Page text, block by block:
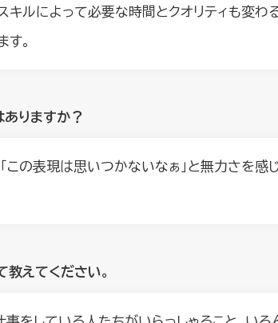
キルによって必要な時間とクオリティも変わ
。
りますか？
この表現は思いつかないなぁ」と無力さを感
えてください。